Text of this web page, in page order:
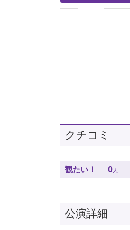
クチコミ
観たい！ 0 人
公演詳細